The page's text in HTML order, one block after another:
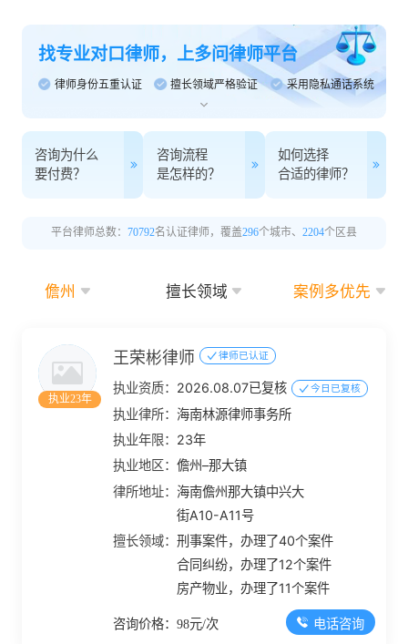
找专业对口律师，上多问律师平台
律师身份五重认证 擅长领域严格验证 采用隐私通话系统
咨询为什么
要付费？
咨询流程
是怎样的？
如何选择
合适的律师？
平台律师总数： 70792名认证律师，覆盖296个城市、 2204个区县
儋州 擅长领域 案例多优先
执业23年
王荣彬律师 律师已认证
执业资质： 2026.08.07已复核 今日已复核
执业律所： 海南林源律师事务所
执业年限： 23年
执业地区：儋州–那大镇
律所地址： 海南儋州那大镇中兴大
街A10-A11号
擅长领域：刑事案件，办理了40个案件
合同纠纷，办理了12个案件
房产物业，办理了11个案件
咨询价格：98元/次 电话咨询